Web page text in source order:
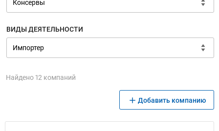
ВИДЫ ДЕЯТЕЛЬНОСТИ
Найдено 12 компаний
Добавить компанию